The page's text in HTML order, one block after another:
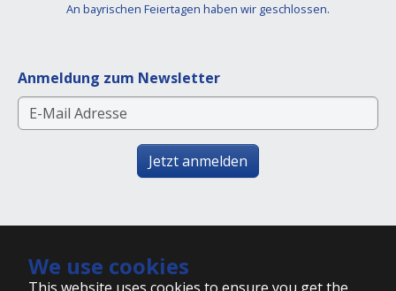
We use cookies
An bayrischen Feiertagen haben wir geschlossen.
Anmeldung zum Newsletter
Jetzt anmelden
Impressum